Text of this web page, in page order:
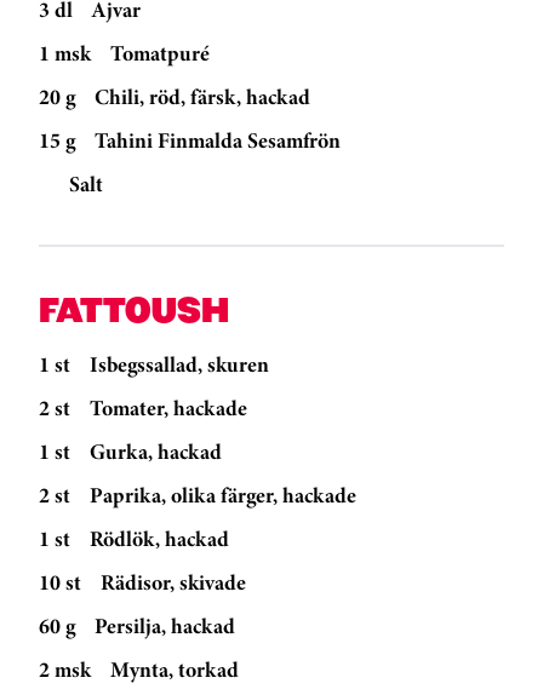
3 dl
Ajvar
1 msk
Tomatpuré
20 g
Chili, röd, färsk, hackad
15 g
Tahini Finmalda Sesamfrön
Salt
FATTOUSH
1 st
Isbegssallad, skuren
2 st
Tomater, hackade
1 st
Gurka, hackad
2 st
Paprika, olika färger, hackade
1 st
Rödlök, hackad
10 st
Rädisor, skivade
60 g
Persilja, hackad
2 msk
Mynta, torkad